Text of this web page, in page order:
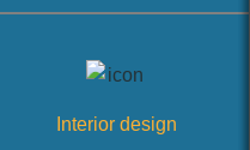
Interior design